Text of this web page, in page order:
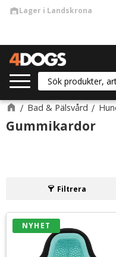
warehouseLager i Landskrona
Bad & Pälsvård
Gummikardor
Filtrera
NYHET